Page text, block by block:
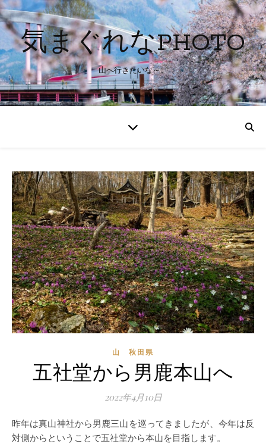
気まぐれなPHOTO
山へ行きたいな～。
山 秋田県
五社堂から男鹿本山へ
2022年4月10日
昨年は真山神社から男鹿三山を巡ってきましたが、今年は反
対側からということで五社堂から本山を目指します。